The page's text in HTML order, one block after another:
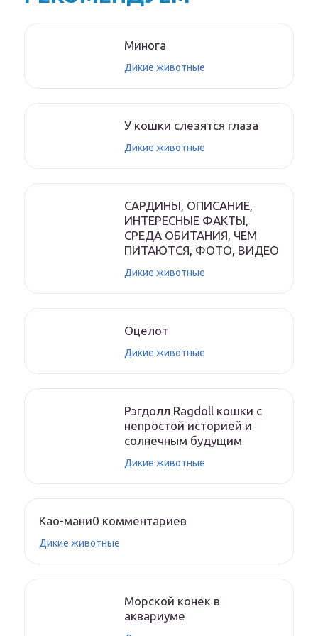
Минога
Дикие животные
У кошки слезятся глаза
Дикие животные
САРДИНЫ, ОПИСАНИЕ,
ИНТЕРЕСНЫЕ ФАКТЫ,
СРЕДА ОБИТАНИЯ, ЧЕМ
ПИТАЮТСЯ, ФОТО, ВИДЕО
Дикие животные
Оцелот
Дикие животные
Рэгдолл Ragdoll кошки с
непростой историей и
солнечным будущим
Дикие животные
Као-мани0 комментариев
Дикие животные
Морской конек в
аквариуме